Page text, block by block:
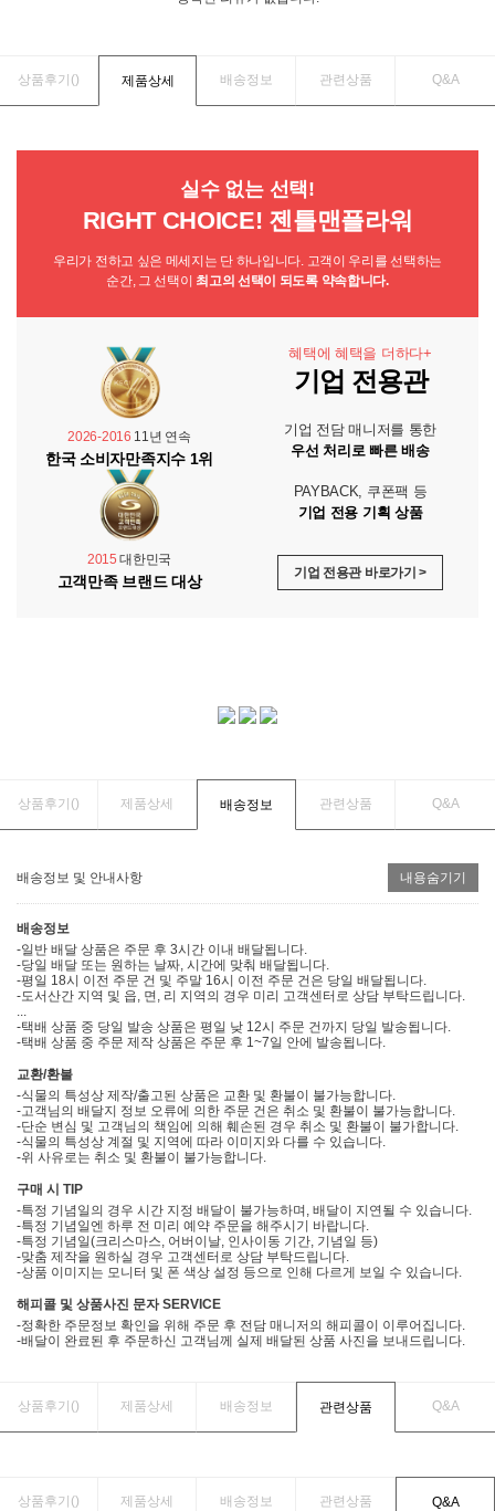
상품후기() 제품상세 배송정보 관련상품 Q&A
실수 없는 선택!
RIGHT CHOICE! 젠틀맨플라워
우리가 전하고 싶은 메세지는 단 하나입니다. 고객이 우리를 선택하는
순간, 그 선택이 최고의 선택이 되도록 약속합니다.
2026-2016 11년 연속
한국 소비자만족지수 1위
2015 대한민국
고객만족 브랜드 대상
혜택에 혜택을 더하다+
기업 전용관
기업 전담 매니저를 통한
우선 처리로 빠른 배송
PAYBACK, 쿠폰팩 등
기업 전용 기획 상품
기업 전용관 바로가기 >
상품후기() 제품상세 배송정보 관련상품 Q&A
배송정보 및 안내사항 내용숨기기
배송정보
-일반 배달 상품은 주문 후 3시간 이내 배달됩니다.
-당일 배달 또는 원하는 날짜, 시간에 맞춰 배달됩니다.
-평일 18시 이전 주문 건 및 주말 16시 이전 주문 건은 당일 배달됩니다.
-도서산간 지역 및 읍, 면, 리 지역의 경우 미리 고객센터로 상담 부탁드립니다.
-택배 상품 중 당일 발송 상품은 평일 낮 12시 주문 건까지 당일 발송됩니다.
-택배 상품 중 주문 제작 상품은 주문 후 1~7일 안에 발송됩니다.
교환/환불
-식물의 특성상 제작/출고된 상품은 교환 및 환불이 불가능합니다.
-고객님의 배달지 정보 오류에 의한 주문 건은 취소 및 환불이 불가능합니다.
-단순 변심 및 고객님의 책임에 의해 훼손된 경우 취소 및 환불이 불가합니다.
-식물의 특성상 계절 및 지역에 따라 이미지와 다를 수 있습니다.
-위 사유로는 취소 및 환불이 불가능합니다.
구매 시 TIP
-특정 기념일의 경우 시간 지정 배달이 불가능하며, 배달이 지연될 수 있습니다.
-특정 기념일엔 하루 전 미리 예약 주문을 해주시기 바랍니다.
-특정 기념일(크리스마스, 어버이날, 인사이동 기간, 기념일 등)
-맞춤 제작을 원하실 경우 고객센터로 상담 부탁드립니다.
-상품 이미지는 모니터 및 폰 색상 설정 등으로 인해 다르게 보일 수 있습니다.
해피콜 및 상품사진 문자 SERVICE
-정확한 주문정보 확인을 위해 주문 후 전담 매니저의 해피콜이 이루어집니다.
-배달이 완료된 후 주문하신 고객님께 실제 배달된 상품 사진을 보내드립니다.
상품후기() 제품상세 배송정보 관련상품 Q&A
상품후기() 제품상세 배송정보 관련상품 Q&A